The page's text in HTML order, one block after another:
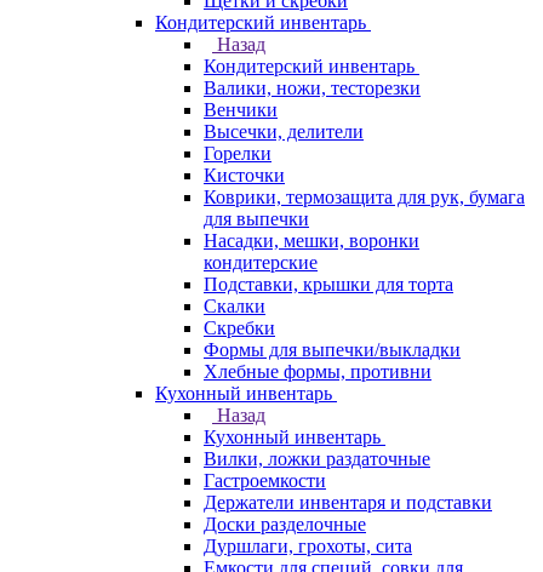
Кондитерский инвентарь
Назад
Кондитерский инвентарь
Валики, ножи, тесторезки
Венчики
Высечки, делители
Горелки
Кисточки
Коврики, термозащита для рук, бумага
для выпечки
Насадки, мешки, воронки
кондитерские
Подставки, крышки для торта
Скалки
Скребки
Формы для выпечки/выкладки
Хлебные формы, противни
Кухонный инвентарь
Назад
Кухонный инвентарь
Вилки, ложки раздаточные
Гастроемкости
Держатели инвентаря и подставки
Доски разделочные
Дуршлаги, грохоты, сита
Емкости для специй, совки для